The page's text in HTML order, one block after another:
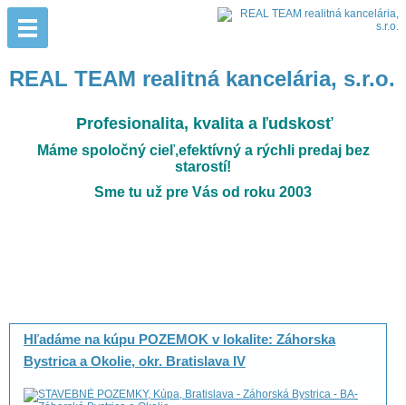
REAL TEAM realitná kancelária, s.r.o.
Profesionalita, kvalita a ľudskosť
Máme spoločný cieľ,efektívný a rýchli predaj bez
starostí!
Sme tu už pre Vás od roku 2003
Hľadáme na kúpu POZEMOK v lokalite: Záhorska
Bystrica a Okolie, okr. Bratislava IV